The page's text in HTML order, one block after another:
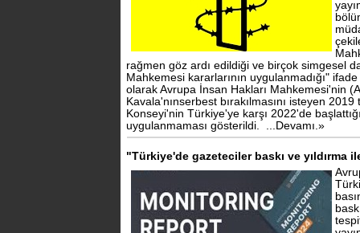
rağmen göz ardı edildiği ve birçok simgesel
Mahkemesi kararlarının uygulanmadığı"
olarak Avrupa İnsan Hakları Mahkemesi'nin
Kavala'nınserbest bırakılmasını isteyen
Konseyi'nin Türkiye'ye karşı 2022'de
uygulanmaması gösterildi.
...Devamı.»
"Türkiye'de gazeteciler baskı ve yıldırma